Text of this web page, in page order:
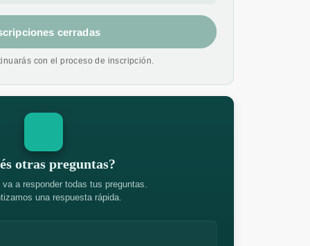
cerradas
con el proceso de inscripción.
otras preguntas?
va a responder todas tus preguntas.
una respuesta rápida.